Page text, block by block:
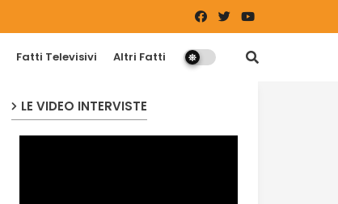
Fatti Televisivi Altri Fatti
LE VIDEO INTERVISTE